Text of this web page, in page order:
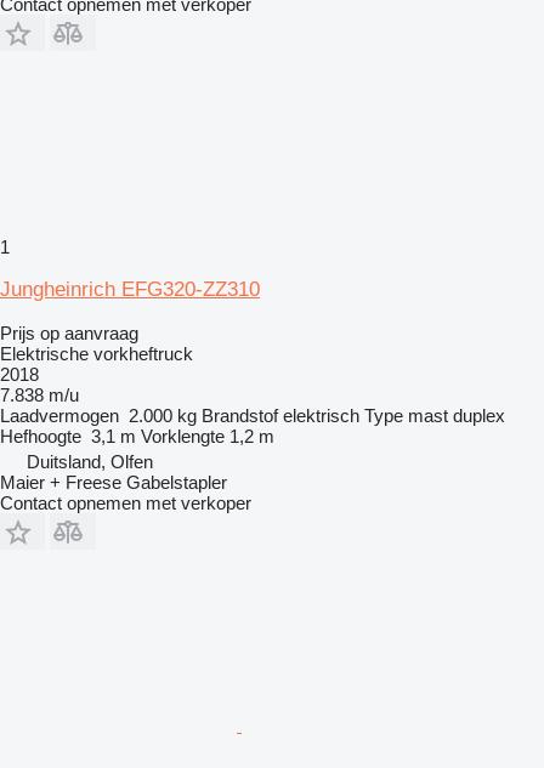
1
Jungheinrich EFG320-ZZ310
Prijs op aanvraag
Elektrische vorkheftruck
2018
7.838 m/u
Laadvermogen 2.000 kg Brandstof elektrisch Type mast duplex
Hefhoogte 3,1 m Vorklengte 1,2 m
Duitsland, Olfen
Maier + Freese Gabelstapler
Contact opnemen met verkoper